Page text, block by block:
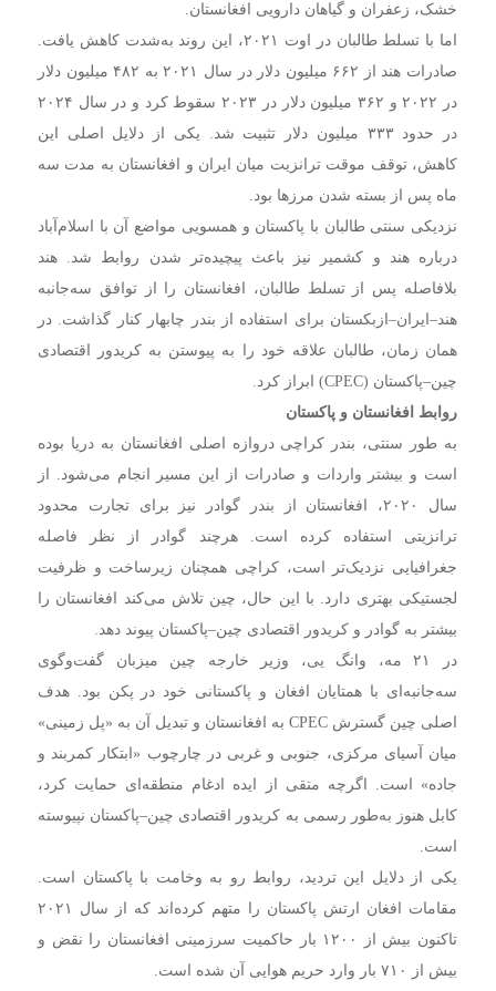
خشک، زعفران و گیاهان دارویی افغانستان.
اما با تسلط طالبان در اوت ۲۰۲۱، این روند به‌شدت کاهش یافت.
صادرات هند از ۶۶۲ میلیون دلار در سال ۲۰۲۱ به ۴۸۲ میلیون دلار
در ۲۰۲۲ و ۳۶۲ میلیون دلار در ۲۰۲۳ سقوط کرد و در سال ۲۰۲۴
در حدود ۳۳۳ میلیون دلار تثبیت شد. یکی از دلایل اصلی این
کاهش، توقف موقت ترانزیت میان ایران و افغانستان به مدت سه
ماه پس از بسته شدن مرزها بود.
نزدیکی سنتی طالبان با پاکستان و همسویی مواضع آن با اسلام‌آباد
درباره هند و کشمیر نیز باعث پیچیده‌تر شدن روابط شد. هند
بلافاصله پس از تسلط طالبان، افغانستان را از توافق سه‌جانبه
هند–ایران–ازبکستان برای استفاده از بندر چابهار کنار گذاشت. در
همان زمان، طالبان علاقه خود را به پیوستن به کریدور اقتصادی
چین–پاکستان (CPEC) ابراز کرد.
روابط افغانستان و پاکستان
به طور سنتی، بندر کراچی دروازه اصلی افغانستان به دریا بوده
است و بیشتر واردات و صادرات از این مسیر انجام می‌شود. از
سال ۲۰۲۰، افغانستان از بندر گوادر نیز برای تجارت محدود
ترانزیتی استفاده کرده است. هرچند گوادر از نظر فاصله
جغرافیایی نزدیک‌تر است، کراچی همچنان زیرساخت و ظرفیت
لجستیکی بهتری دارد. با این حال، چین تلاش می‌کند افغانستان را
بیشتر به گوادر و کریدور اقتصادی چین–پاکستان پیوند دهد.
در ۲۱ مه، وانگ یی، وزیر خارجه چین میزبان گفت‌وگوی
سه‌جانبه‌ای با همتایان افغان و پاکستانی خود در پکن بود. هدف
اصلی چین گسترش CPEC به افغانستان و تبدیل آن به «پل زمینی»
میان آسیای مرکزی، جنوبی و غربی در چارچوب «ابتکار کمربند و
جاده» است. اگرچه متقی از ایده ادغام منطقه‌ای حمایت کرد،
کابل هنوز به‌طور رسمی به کریدور اقتصادی چین–پاکستان نپیوسته
است.
یکی از دلایل این تردید، روابط رو به وخامت با پاکستان است.
مقامات افغان ارتش پاکستان را متهم کرده‌اند که از سال ۲۰۲۱
تاکنون بیش از ۱۲۰۰ بار حاکمیت سرزمینی افغانستان را نقض و
بیش از ۷۱۰ بار وارد حریم هوایی آن شده است.